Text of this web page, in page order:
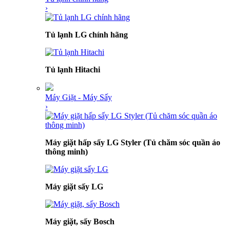
›
Tủ lạnh LG chính hãng
Tủ lạnh Hitachi
Máy Giặt - Máy Sấy
›
Máy giặt hấp sấy LG Styler (Tủ chăm sóc quần áo
thông minh)
Máy giặt sấy LG
Máy giặt, sấy Bosch